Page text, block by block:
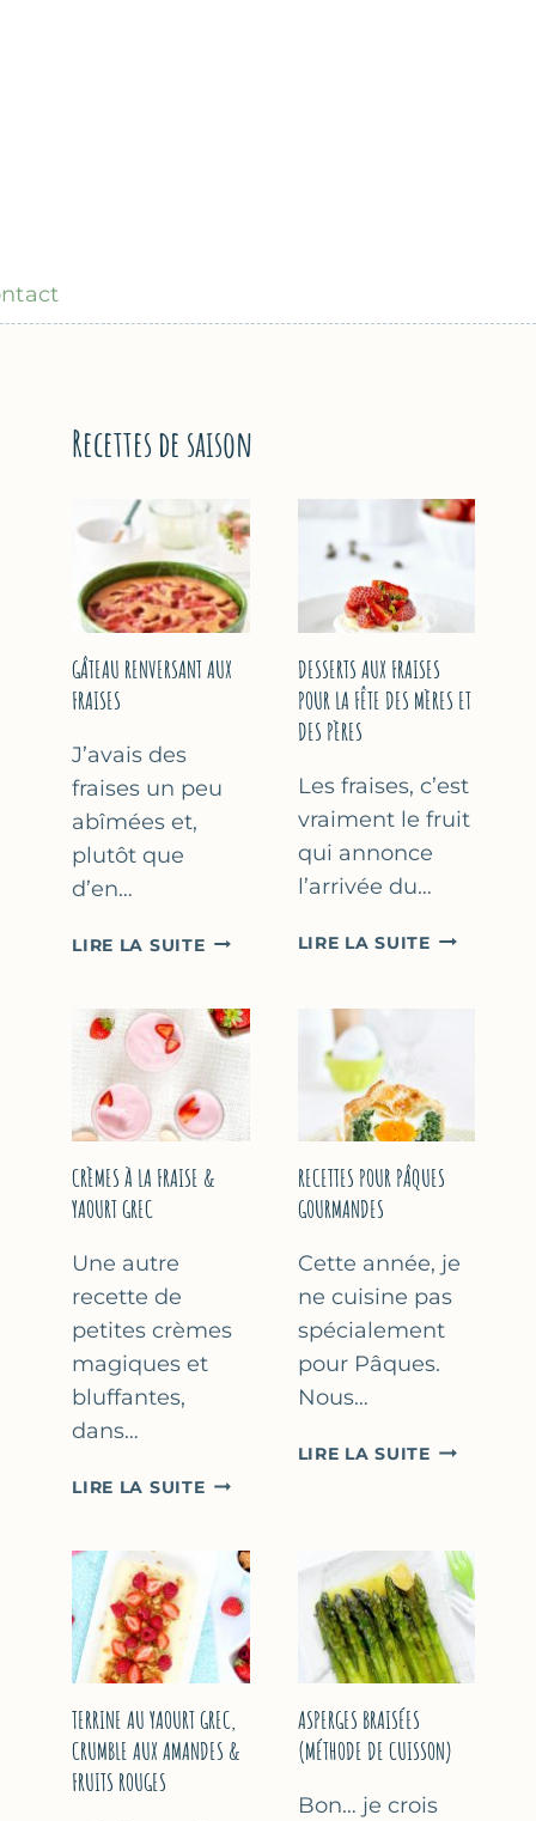
Recettes de saison
GÂTEAU RENVERSANT AUX
FRAISES
J’avais des
fraises un peu
abîmées et,
plutôt que
d’en…
LIRE LA SUITEGÂTEAU
FRAISES
DESSERTS AUX FRAISES
POUR LA FÊTE DES MÈRES ET
DES PÈRES
Les fraises, c’est
vraiment le fruit
qui annonce
l’arrivée du…
LIRE LA SUITEDESSERTS
DES
MÈRES
DES
CRÈMES À LA FRAISE &
YAOURT GREC
Une autre
recette de
petites crèmes
magiques et
bluffantes,
dans…
LIRE LA SUITECRÈMES
FRAISE
YAOURT
GREC
RECETTES POUR PÂQUES
GOURMANDES
Cette année, je
ne cuisine pas
spécialement
pour Pâques.
Nous…
LIRE LA SUITERECETTES
TERRINE AU YAOURT GREC,
CRUMBLE AUX AMANDES &
FRUITS ROUGES
ASPERGES BRAISÉES
(MÉTHODE DE CUISSON)
Bon… je crois